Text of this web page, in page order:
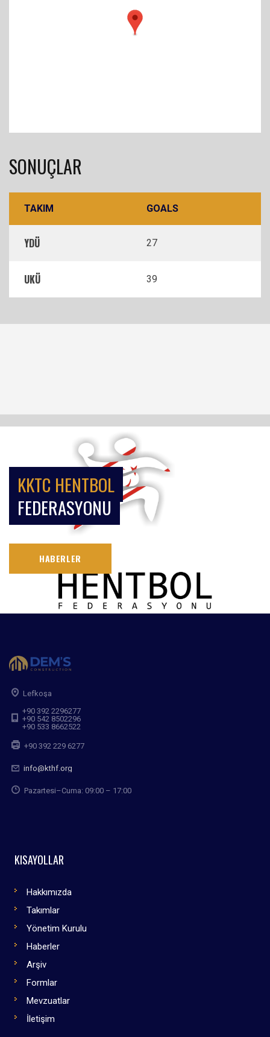
SONUÇLAR
TAKIM GOALS
YDÜ 27
UKÜ 39
KKTC HENTBOL
FEDERASYONU
HABERLER
Lefkoşa
+90 392 2296277
+90 542 8502296
+90 533 8662522
+90 392 229 6277
info@kthf.org
Pazartesi–Cuma: 09:00 – 17:00
KISAYOLLAR
Hakkımızda
Takımlar
Yönetim Kurulu
Haberler
Arşiv
Formlar
Mevzuatlar
İletişim